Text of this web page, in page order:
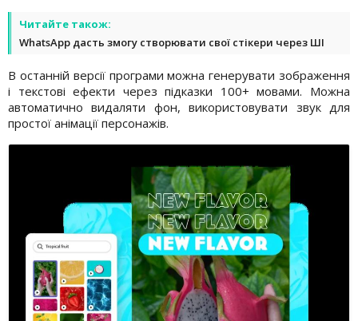
Читайте також:
WhatsApp дасть змогу створювати свої стікери через ШІ
В останній версії програми можна генерувати зображення
і текстові ефекти через підказки 100+ мовами. Можна
автоматично видаляти фон, використовувати звук для
простої анімації персонажів.